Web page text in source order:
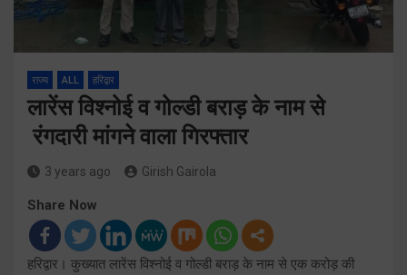
राज्य ALL हरिद्वार
लारेंस विश्नोई व गोल्डी बराड़ के नाम से
रंगदारी मांगने वाला गिरफ्तार
3 years ago Girish Gairola
Share Now
हरिद्वार। कुख्यात लारेंस विश्नोई व गोल्डी बराड़ के नाम से एक करोड़ की